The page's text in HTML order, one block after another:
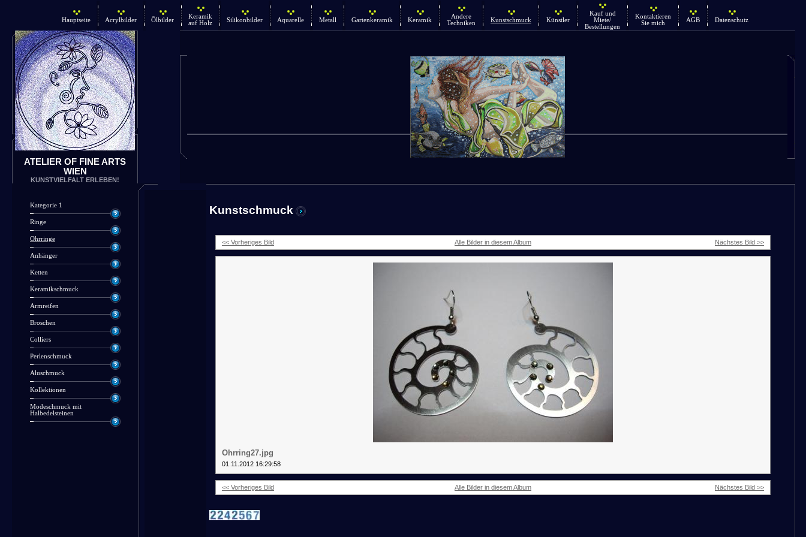
Hauptseite Acrylbilder Ölbilder
Keramik
auf Holz
Silikonbilder Aquarelle Metall Gartenkeramik Keramik
Andere
Techniken
Kunstschmuck Künstler
Kauf und
Miete/
Bestellungen
Kontaktieren
Sie mich
AGB Datenschutz
ATELIER OF FINE ARTS
WIEN
KUNSTVIELFALT ERLEBEN!
Kategorie 1
Ringe
Ohrringe
Anhänger
Ketten
Keramikschmuck
Armreifen
Broschen
Colliers
Perlenschmuck
Aluschmuck
Kollektionen
Modeschmuck mit
Halbedelsteinen
Kunstschmuck
<< Vorheriges Bild Alle Bilder in diesem Album Nächstes Bild >>
Ohrring27.jpg
01.11.2012 16:29:58
<< Vorheriges Bild Alle Bilder in diesem Album Nächstes Bild >>